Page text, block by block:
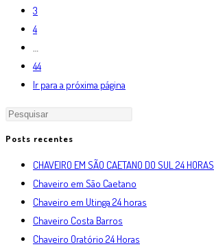
3
4
…
44
Ir para a próxima página
Posts recentes
CHAVEIRO EM SÃO CAETANO DO SUL 24 HORAS
Chaveiro em São Caetano
Chaveiro em Utinga 24 horas
Chaveiro Costa Barros
Chaveiro Oratório 24 Horas